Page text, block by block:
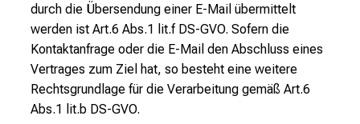
durch die Übersendung einer E-Mail übermittelt
werden ist Art.6 Abs.1 lit.f DS-GVO. Sofern die
Kontaktanfrage oder die E-Mail den Abschluss eines
Vertrages zum Ziel hat, so besteht eine weitere
Rechtsgrundlage für die Verarbeitung gemäß Art.6
Abs.1 lit.b DS-GVO.